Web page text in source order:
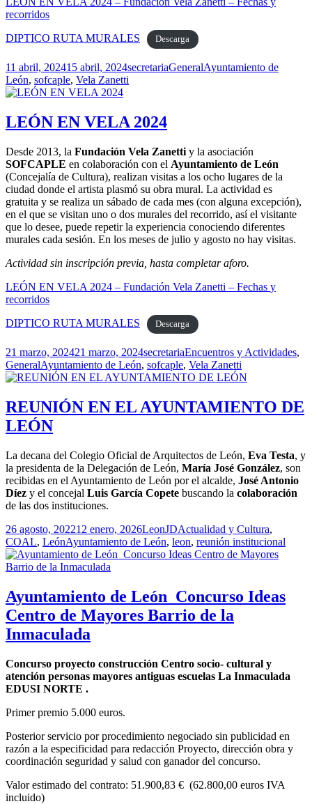
recorridos
DIPTICO RUTA MURALES
Descarga
Publicado
el
11 abril, 202415 abril, 2024Autor
secretariaCategorías
GeneralEtiquetas
Ayuntamiento de
León, sofcaple, Vela Zanetti
LEÓN EN VELA 2024
Desde 2013, la Fundación Vela Zanetti y la asociación
SOFCAPLE en colaboración con el Ayuntamiento de León
(Concejalía de Cultura), realizan visitas a los ocho lugares de la
ciudad donde el artista plasmó su obra mural. La actividad es
gratuita y se realiza un sábado de cada mes (con alguna excepción),
en el que se visitan uno o dos murales del recorrido, así el visitante
que lo desee, puede repetir la experiencia conociendo diferentes
murales cada sesión. En los meses de julio y agosto no hay visitas.
Actividad sin inscripción previa, hasta completar aforo.
LEÓN EN VELA 2024 – Fundación Vela Zanetti – Fechas y
recorridos
DIPTICO RUTA MURALES
Descarga
Publicado
el
21 marzo, 202421 marzo, 2024Autor
secretariaCategorías
Encuentros y Actividades,
GeneralEtiquetas
Ayuntamiento de León, sofcaple, Vela Zanetti
REUNIÓN EN EL AYUNTAMIENTO DE
LEÓN
La decana del Colegio Oficial de Arquitectos de León, Eva Testa, y
la presidenta de la Delegación de León, María José González, son
recibidas en el Ayuntamiento de León por el alcalde, José Antonio
Díez y el concejal Luis García Copete buscando la colaboración
de las dos instituciones.
Publicado
el
26 agosto, 202212 enero, 2026Autor
LeonJDCategorías
Actualidad y Cultura,
COAL, LeónEtiquetas
Ayuntamiento de León, leon, reunión institucional
Ayuntamiento de León_Concurso Ideas
Centro de Mayores Barrio de la
Inmaculada
Concurso proyecto construcción Centro socio- cultural y
atención personas mayores antiguas escuelas La Inmaculada
EDUSI NORTE .
Primer premio 5.000 euros.
Posterior servicio por procedimiento negociado sin publicidad en
razón a la especificidad para redacción Proyecto, dirección obra y
coordinación seguridad y salud con ganador del concurso.
Valor estimado del contrato: 51.900,83 € (62.800,00 euros IVA
incluido)